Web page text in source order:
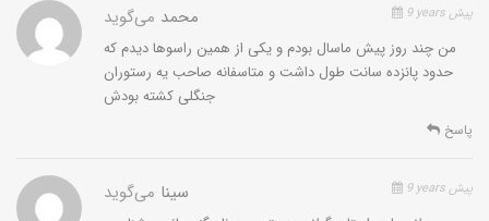
محمد می‌گوید 9 years پیش
من چند روز پیش ماسال بودم و یکی از همین راسوها دیدم که
حدود پانزده سانت طول داشت و متاسفانه صاحب یه رستوران
جنگلی کشته بودش
پاسخ
سینا می‌گوید 9 years پیش